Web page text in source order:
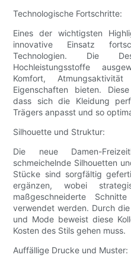
Technologische Fortschritte:
Eines der wichtigsten
innovative Einsatz
Technologien. Die
Hochleistungsstoffe
Komfort,
Eigenschaften bieten.
dass sich die Kleidung
Trägers anpasst und so
Silhouette und Struktur:
Die neue Damen-
schmeichelnde Silhouetten
Stücke sind sorgfältig
ergänzen, wobei
maßgeschneiderte
verwendet werden. Durch
und Mode beweist diese
Kosten des Stils gehen muss.
Auffällige Drucke und Muster: